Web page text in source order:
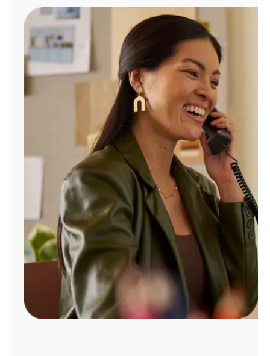
Administrar
cuenta
Encuentra
tienda